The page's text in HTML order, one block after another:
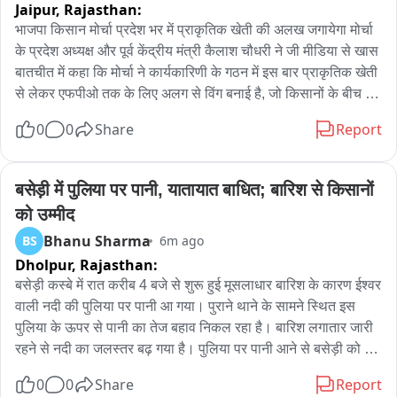
Jaipur, Rajasthan:
भाजपा किसान मोर्चा प्रदेश भर में प्राकृतिक खेती की अलख जगायेगा मोर्चा
के प्रदेश अध्यक्ष और पूर्व केंद्रीय मंत्री कैलाश चौधरी ने जी मीडिया से खास
बातचीत में कहा कि मोर्चा ने कार्यकारिणी के गठन में इस बार प्राकृतिक खेती
से लेकर एफपीओ तक के लिए अलग से विंग बनाई है, जो किसानों के बीच
इजाफे के लिए प्रेरित करेगी
0 0 Share Report
बसेड़ी में पुलिया पर पानी, यातायात बाधित; बारिश से किसानों
को उम्मीद
BS Bhanu Sharma 6m ago
Dholpur, Rajasthan:
बसेड़ी कस्बे में रात करीब 4 बजे से शुरू हुई मूसलाधार बारिश के कारण ईश्वर
वाली नदी की पुलिया पर पानी आ गया। पुराने थाने के सामने स्थित इस
पुलिया के ऊपर से पानी का तेज बहाव निकल रहा है। बारिश लगातार जारी
रहने से नदी का जलस्तर बढ़ गया है। पुलिया पर पानी आने से बसेड़ी को
दोपहिया और छोटे वाहन चालकों को सबसे ज्यादा दिक्कत का सामना करना
0 0 Share Report